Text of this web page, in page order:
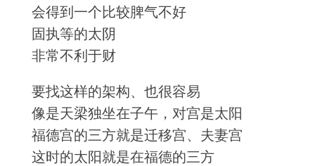
会得到一个比较脾气不好
固执等的太阴
非常不利于财
要找这样的架构、也很容易
像是天梁独坐在子午，对宫是太阳
福德宫的三方就是迁移宫、夫妻宫
这时的太阳就是在福德的三方